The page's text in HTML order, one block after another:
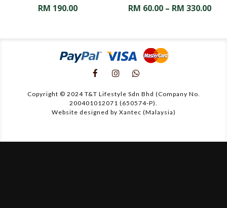
RM 190.00 RM 60.00– RM 330.00
Copyright © 2024 T&T Lifestyle Sdn Bhd (Company No.
200401012071 (650574-P).
Website designed by Xantec (Malaysia)